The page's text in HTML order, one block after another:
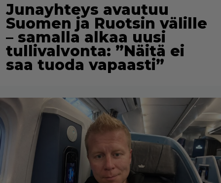
Junayhteys avautuu
Suomen ja Ruotsin välille
– samalla alkaa uusi
tullivalvonta: ”Näitä ei
saa tuoda vapaasti”